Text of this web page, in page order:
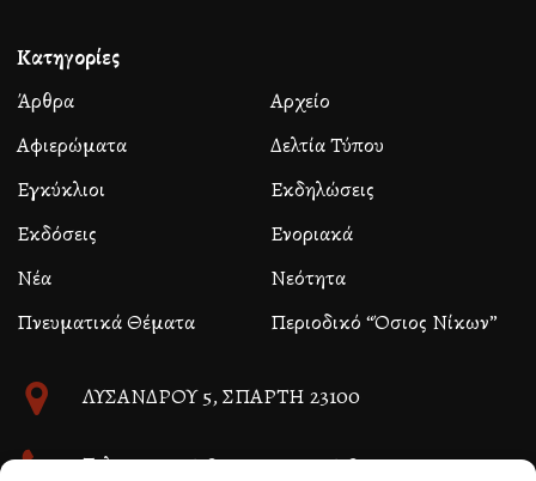
Κατηγορίες
Άρθρα
Αρχείο
Αφιερώματα
Δελτία Τύπου
Εγκύκλιοι
Εκδηλώσεις
Εκδόσεις
Ενοριακά
Νέα
Νεότητα
Πνευματικά Θέματα
Περιοδικό “Όσιος Νίκων”
ΛΥΣΑΝΔΡΟΥ 5, ΣΠΑΡΤΗ 23100
Τηλ. 27310 26580 και 27310 26581